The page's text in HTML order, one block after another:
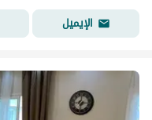
الإيميل